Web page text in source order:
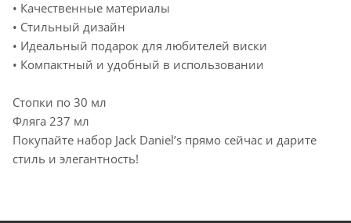
• Качественные материалы
• Стильный дизайн
• Идеальный подарок для любителей виски
• Компактный и удобный в использовании
Стопки по 30 мл
Фляга 237 мл
Покупайте набор Jack Daniel’s прямо сейчас и дарите
стиль и элегантность!